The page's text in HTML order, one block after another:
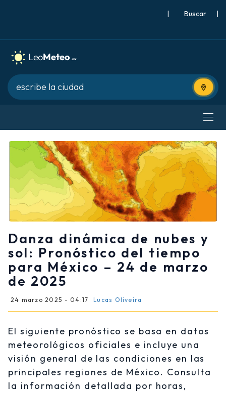
| |
Usa tu
Danza dinámica de nubes y
sol: Pronóstico del tiempo
para México – 24 de marzo
de 2025
24 marzo 2025 - 04:17 Lucas Oliveira
El siguiente pronóstico se basa en datos
meteorológicos oficiales e incluye una
visión general de las condiciones en las
principales regiones de México. Consulta
la información detallada por horas,